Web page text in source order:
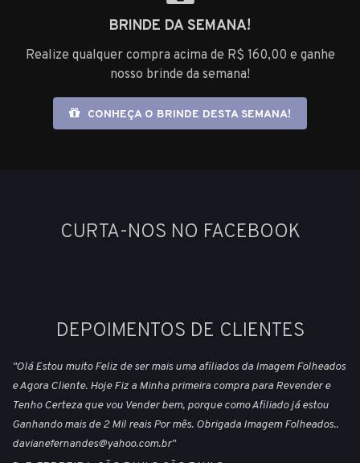
BRINDE DA SEMANA!
Realize qualquer compra acima de R$ 160,00 e ganhe
nosso brinde da semana!
CONHEÇA O BRINDE DESTA SEMANA!
CURTA-NOS NO FACEBOOK
DEPOIMENTOS DE CLIENTES
"Olá Estou muito Feliz de ser mais uma afiliados da Imagem Folheados
e Agora Cliente. Hoje Fiz a Minha primeira compra para Revender e
Tenho Certeza que vou Vender bem, porque como Afiliado já estou
Ganhando mais de 2 Mil reais Por mês. Obrigada Imagem Folheados..
davianefernandes@yahoo.com.br"